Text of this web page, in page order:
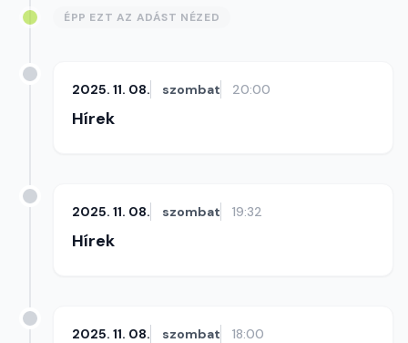
ÉPP EZT AZ ADÁST NÉZED
2025. 11. 08. szombat 20:00
Hírek
2025. 11. 08. szombat 19:32
Hírek
2025. 11. 08. szombat 18:00